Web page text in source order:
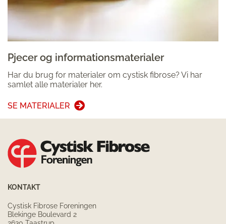
Pjecer og informationsmaterialer
Har du brug for materialer om cystisk fibrose? Vi har
samlet alle materialer her.
SE MATERIALER
KONTAKT
Cystisk Fibrose Foreningen
Blekinge Boulevard 2